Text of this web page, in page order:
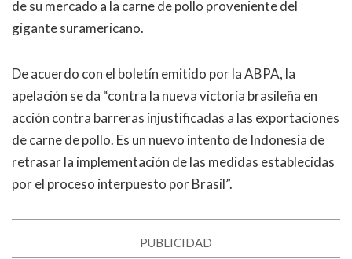
de su mercado a la carne de pollo proveniente del
gigante suramericano.
De acuerdo con el boletín emitido por la ABPA, la
apelación se da “contra la nueva victoria brasileña en
acción contra barreras injustificadas a las exportaciones
de carne de pollo. Es un nuevo intento de Indonesia de
retrasar la implementación de las medidas establecidas
por el proceso interpuesto por Brasil”.
PUBLICIDAD